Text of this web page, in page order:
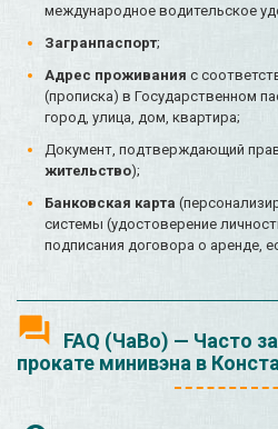
международное водительское
Загранпаспорт;
Адрес проживания с
(прописка) в Государственном
город, улица, дом, квартира;
Документ, подтверждающий
жительство);
Банковская карта
системы (удостоверение
подписания договора о аренде,
FAQ (ЧаВо) — Часто
прокате минивэна в